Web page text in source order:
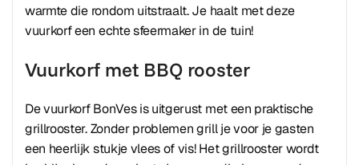
warmte die rondom uitstraalt. Je haalt met deze
vuurkorf een echte sfeermaker in de tuin!
Vuurkorf met BBQ rooster
De vuurkorf BonVes is uitgerust met een praktische
grillrooster. Zonder problemen grill je voor je gasten
een heerlijk stukje vlees of vis! Het grillrooster wordt